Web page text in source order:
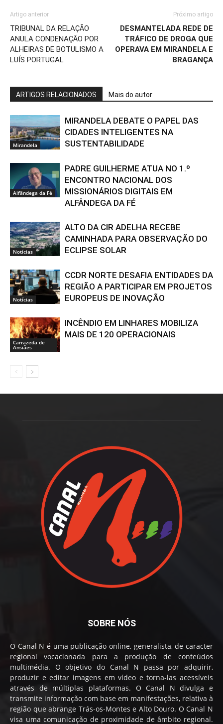
Artigo anterior
TRIBUNAL DA RELAÇÃO
ANULA CONDENAÇÃO POR
ALHEIRAS DE BOTULISMO A
LUÍS PORTUGAL
Próximo artigo
DESMANTELADA REDE DE
TRÁFICO DE DROGA QUE
OPERAVA EM MIRANDELA E
BRAGANÇA
ARTIGOS RELACIONADOS Mais do autor
Mirandela
MIRANDELA DEBATE O PAPEL DAS
CIDADES INTELIGENTES NA
SUSTENTABILIDADE
Alfândega da Fé
PADRE GUILHERME ATUA NO 1.º
ENCONTRO NACIONAL DOS
MISSIONÁRIOS DIGITAIS EM
ALFÂNDEGA DA FÉ
Notícias
ALTO DA CIR ADELHA RECEBE
CAMINHADA PARA OBSERVAÇÃO DO
ECLIPSE SOLAR
Notícias
CCDR NORTE DESAFIA ENTIDADES DA
REGIÃO A PARTICIPAR EM PROJETOS
EUROPEUS DE INOVAÇÃO
Carrazeda de
Ansiães
INCÊNDIO EM LINHARES MOBILIZA
MAIS DE 120 OPERACIONAIS
SOBRE NÓS
O Canal N é uma publicação online, generalista, de caracter
regional vocacionada para a produção de conteúdos
multimédia. O objetivo do Canal N passa por adquirir,
produzir e editar imagens em vídeo e torna-las acessíveis
através de múltiplas plataformas. O Canal N divulga e
transmite informação com base em manifestações, relativa à
região que abrange Trás-os-Montes e Alto Douro. O Canal N
visa uma comunicação de proximidade de âmbito regional.